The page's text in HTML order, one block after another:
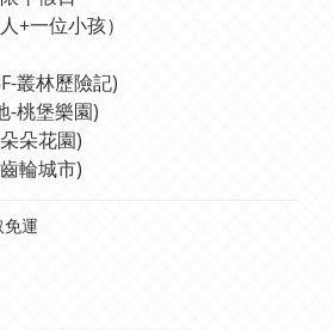
+一位小孩）
叢林歷險記)
-桃堡樂園)
朵花園)
輪城市)
運